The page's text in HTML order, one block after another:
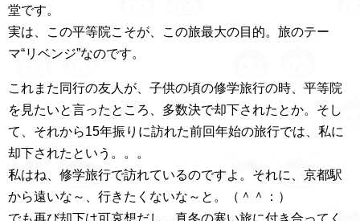
堂です。
実は、この平等院こそが、この旅最大の目的。旅のテー
マ“リベンジ”なのです。
これまた同行の友人が、子供の頃の修学旅行の時、平等院
を見たいと言ったところ、多数決で却下されたとか。そし
て、それから15年振りに訪れた前回年始の旅行では、私に
却下されたという。。。
私はね、修学旅行で訪れているのですよ。それに、京都駅
から遠いな～、行きたくないな～と。（＾＾：）
でも再び却下は可哀想だし、真冬の寒い旅に付き合ってく